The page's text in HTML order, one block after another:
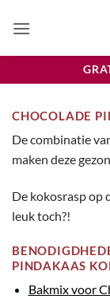
naar
CHOCOLADE
De combinatie
maken deze
De kokosrasp op
leuk toch?!
PINDAKAAS
Bakmix voor